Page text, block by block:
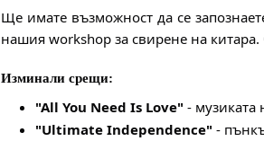
Ще имате възможност да се
нашия workshop за свирене на
Изминали срещи:
"All You Need Is Love" - музиката
"Ultimate Independence" -